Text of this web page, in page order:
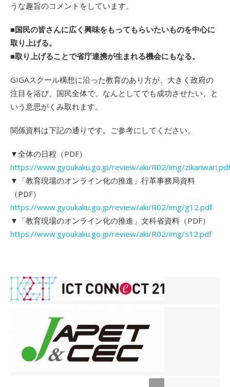
うな趣旨のコメントをしています。
■国民の皆さんに広く興味をもってもらいたいものを中心に
取り上げる。
■取り上げることで省庁連携が生まれる機会にもなる。
GIGAスクール構想に沿った教育のあり方が、大きく政府の
注目を浴び、国民全体で、なんとしてでも成功させたい、と
いう意思がくみ取れます。
関係資料は下記の通りです。ご参考にしてください。
▼全体の日程（PDF）
https://www.gyoukaku.go.jp/review/aki/R02/img/zikanwari.pdf
▼「教育現場のオンライン化の推進」行革事務局資料
（PDF）
https://www.gyoukaku.go.jp/review/aki/R02/img/g12.pdf
▼「教育現場のオンライン化の推進」文科省資料（PDF）
https://www.gyoukaku.go.jp/review/aki/R02/img/s12.pdf